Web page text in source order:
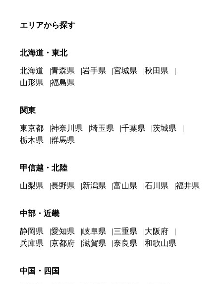
エリアから探す
北海道・東北
北海道 青森県 岩手県 宮城県
秋田県
山形県
福島県
関東
東京都 神奈川県 埼玉県 千葉県
茨城県
栃木県
群馬県
甲信越・北陸
山梨県 長野県 新潟県 富山県 石川県 福井県
中部・近畿
静岡県 愛知県 岐阜県 三重県
大阪府
兵庫県
京都府 滋賀県 奈良県 和歌山県
中国・四国